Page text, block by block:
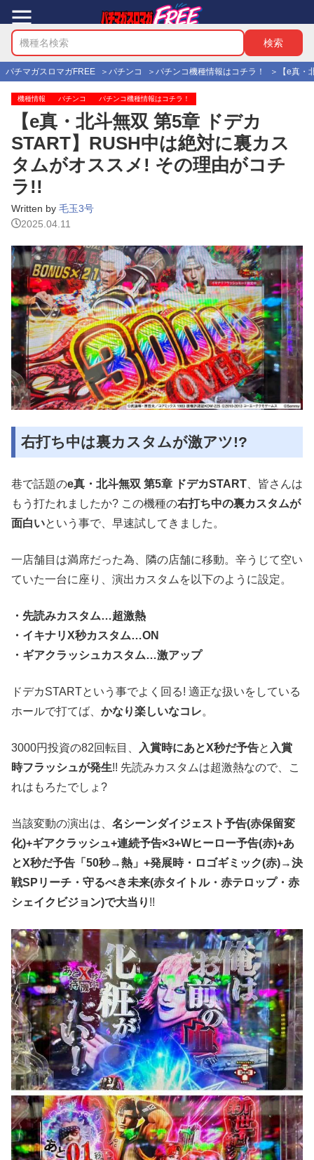
パチマガスロマガFREE パチンコ パチンコ機種情報はコチラ！ 【e真
機種情報 パチンコ パチンコ機種情報はコチラ！
【e真・北斗無双 第5章 ドデカ
START】RUSH中は絶対に裏カス
タムがオススメ! その理由がコチ
ラ!!
Written by 毛玉3号
2025.04.11
右打ち中は裏カスタムが激アツ!?
巷で話題のe真・北斗無双 第5章 ドデカSTART 、皆さんは
もう打たれましたか? この機種の右打ち中の裏カスタムが
面白いという事で、早速試してきました。
一店舗目は満席だった為、隣の店舗に移動。辛うじて空い
ていた一台に座り、演出カスタムを以下のように設定。
・先読みカスタム…超激熱
・イキナリX秒カスタム…ON
・ギアクラッシュカスタム…激アップ
ドデカSTARTという事でよく回る! 適正な扱いをしている
ホールで打てば、 かなり楽しいなコレ。
3000円投資の82回転目、 入賞時にあとX秒だ予告と 入賞
時フラッシュが発生!! 先読みカスタムは超激熱なので、こ
れはもろたでしょ?
当該変動の演出は、 名シーンダイジェスト予告(赤保留変
化)+ギアクラッシュ+連続予告×3+Wヒーロー予告(赤)+あ
とX秒だ予告「50秒→熱」+発展時・ロゴギミック(赤)→決
戦SPリーチ・守るべき未来(赤タイトル・赤テロップ・赤
シェイクビジョン)で大当り !!